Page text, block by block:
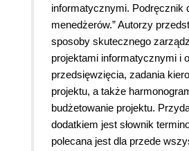
informatycznymi. Podręcznik
menedżerów.” Autorzy
sposoby skutecznego
projektami informatycznymi i
przedsięwzięcia, zadania
projektu, a także
budżetowanie projektu.
dodatkiem jest słownik
polecana jest dla przede